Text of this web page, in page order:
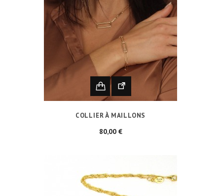
COLLIER À MAILLONS
80,00 €Prix